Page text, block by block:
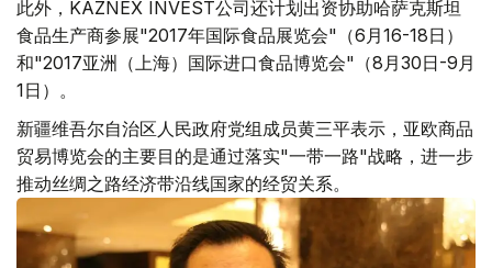
此外，KAZNEX INVEST公司还计划出资协助哈萨克斯坦
食品生产商参展"2017年国际食品展览会"（6月16-18日）
和"2017亚洲（上海）国际进口食品博览会"（8月30日-9月
1日）。
新疆维吾尔自治区人民政府党组成员黄三平表示，亚欧商品
贸易博览会的主要目的是通过落实"一带一路"战略，进一步
推动丝绸之路经济带沿线国家的经贸关系。